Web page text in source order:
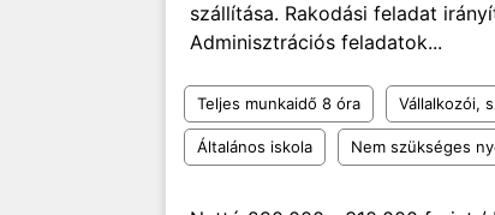
szállítása. Rakodási feladat
Adminisztrációs feladatok...
Teljes munkaidő 8 óra Vállalkozói,
Általános iskola Nem szükséges